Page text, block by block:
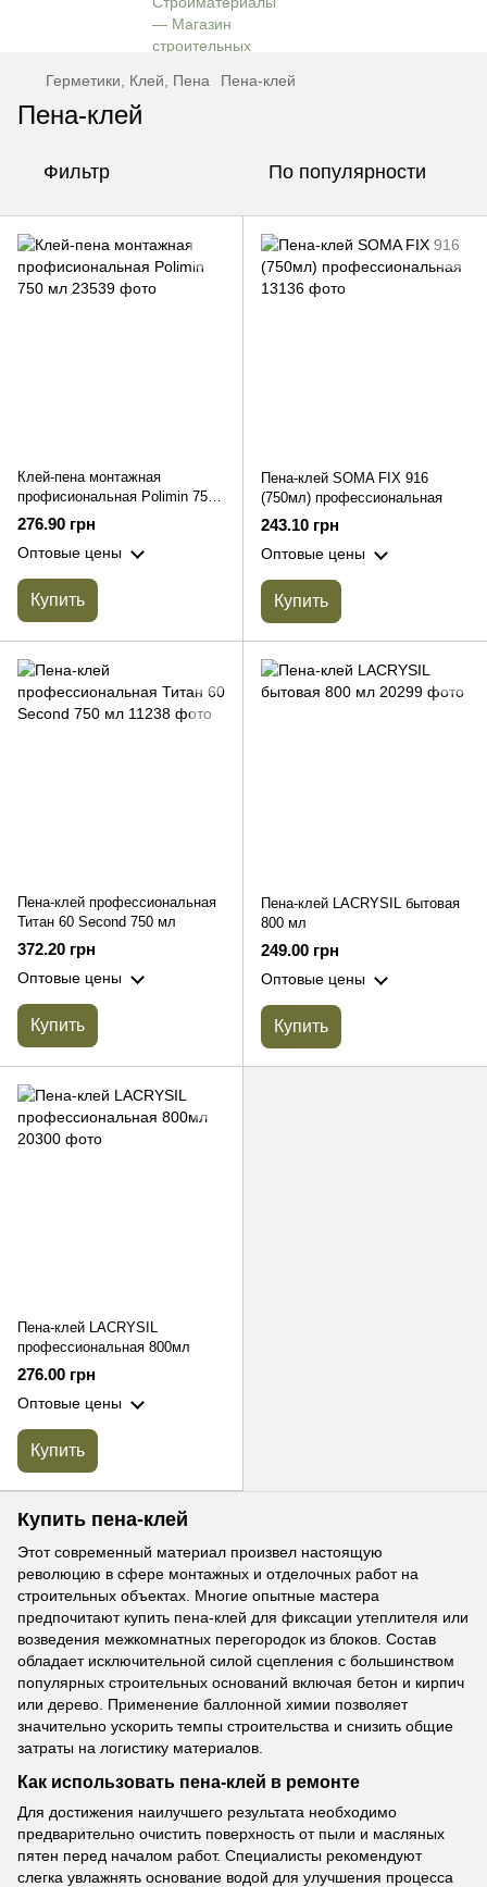
Герметики, Клей, Пена Пена-клей
Пена-клей
Фильтр По популярности
Клей-пена монтажная
профисиональная Polimin 750
мл
276.90 грн
Оптовые цены
Купить
Пена-клей SOMA FIX 916
(750мл) профессиональная
243.10 грн
Оптовые цены
Купить
Пена-клей профессиональная
Титан 60 Second 750 мл
372.20 грн
Оптовые цены
Купить
Пена-клей LACRYSIL бытовая
800 мл
249.00 грн
Оптовые цены
Купить
Пена-клей LACRYSIL
профессиональная 800мл
276.00 грн
Оптовые цены
Купить
Купить пена-клей
Этот современный материал произвел настоящую
революцию в сфере монтажных и отделочных работ на
строительных объектах. Многие опытные мастера
предпочитают купить пена-клей для фиксации утеплителя или
возведения межкомнатных перегородок из блоков. Состав
обладает исключительной силой сцепления с большинством
популярных строительных оснований включая бетон и кирпич
или дерево. Применение баллонной химии позволяет
значительно ускорить темпы строительства и снизить общие
затраты на логистику материалов.
Как использовать пена-клей в ремонте
Для достижения наилучшего результата необходимо
предварительно очистить поверхность от пыли и масляных
пятен перед началом работ. Специалисты рекомендуют
слегка увлажнять основание водой для улучшения процесса